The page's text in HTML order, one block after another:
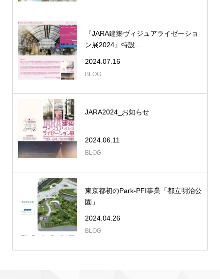
『JARA建築ヴィジュアライゼーショ
ン展2024』特設...
2024.07.16
BLOG
JARA2024_お知らせ
2024.06.11
BLOG
東京都初のPark-PFI事業「都立明治公
園」
2024.04.26
BLOG